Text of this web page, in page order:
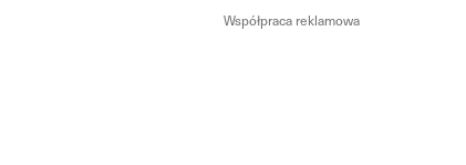
Współpraca reklamowa